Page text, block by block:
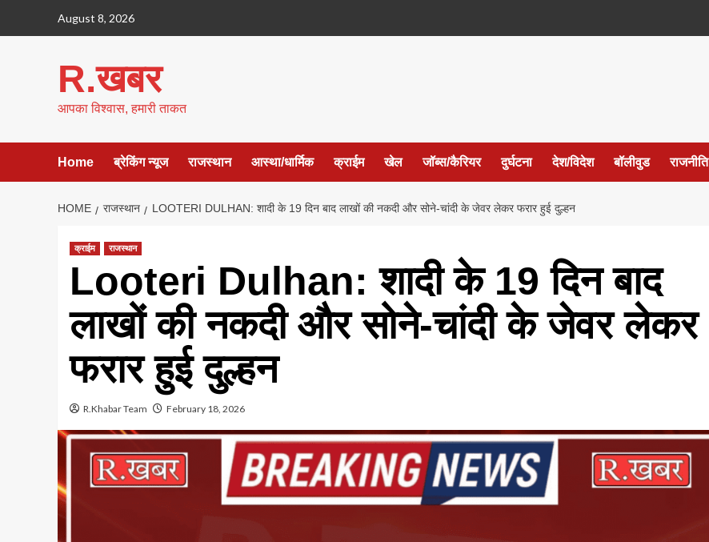
August 8, 2026
R.खबर
आपका विश्वास, हमारी ताकत
Home ब्रेकिंग न्यूज राजस्थान आस्था/धार्मिक क्राईम खेल जॉब्स/कैरियर दुर्घटना देश/विदेश बॉलीवुड राजनीति
HOME राजस्थान LOOTERI DULHAN: शादी के 19 दिन बाद लाखों की नकदी और सोने-चांदी के जेवर लेकर फरार हुई दुल्हन
क्राईम राजस्थान
Looteri Dulhan: शादी के 19 दिन बाद
लाखों की नकदी और सोने-चांदी के जेवर लेकर
फरार हुई दुल्हन
R.Khabar Team February 18, 2026